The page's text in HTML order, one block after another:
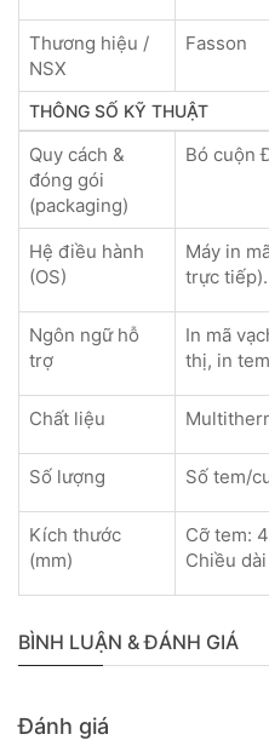
Thương hiệu /
NSX
Fasson
THÔNG SỐ KỸ THUẬT
Quy cách &
đóng gói
(packaging)
Bó cuộn
Hệ điều hành
(OS)
Máy in
trực
Ngôn ngữ hỗ
trợ
In mã
thị, in
Chất liệu
Số lượng Số tem/
Kích thước
(mm)
Cỡ tem:
Chiều
BÌNH LUẬN & ĐÁNH GIÁ
Đánh giá